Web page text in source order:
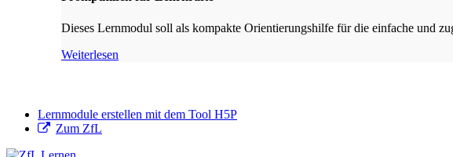
Dieses Lernmodul soll als kompakte Orientierungshilfe für die einfache und
Weiterlesen
Lernmodule erstellen mit dem Tool H5P
Zum ZfL